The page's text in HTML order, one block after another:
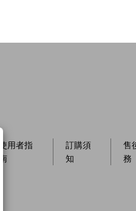
使用者指
南
訂購須
知
售
務